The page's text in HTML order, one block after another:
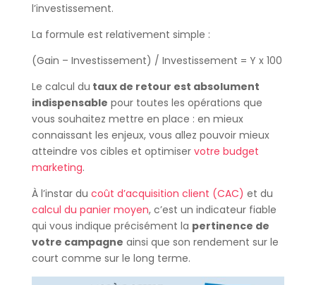
l’investissement.
La formule est relativement simple :
(Gain – Investissement) / Investissement = Y x 100
Le calcul du taux de retour est absolument
indispensable pour toutes les opérations que
vous souhaitez mettre en place : en mieux
connaissant les enjeux, vous allez pouvoir mieux
atteindre vos cibles et optimiser votre budget
marketing.
À l’instar du coût d’acquisition client (CAC) et du
calcul du panier moyen, c’est un indicateur fiable
qui vous indique précisément la pertinence de
votre campagne ainsi que son rendement sur le
court comme sur le long terme.